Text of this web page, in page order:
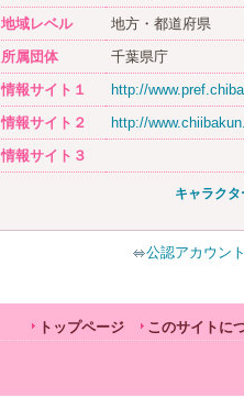
地域レベル
地方・都道府県
所属団体
千葉県庁
情報サイト１
http://
情報サイト２
http://
情報サイト３
キャラク
公認アカウン
トップページ このサイトに